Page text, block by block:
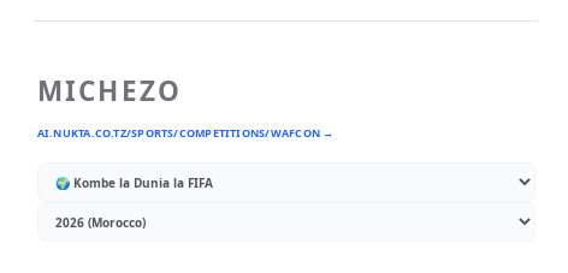
MICHEZO
AI.NUKTA.CO.TZ/SPORTS/COMPETITIONS/WAFCON →